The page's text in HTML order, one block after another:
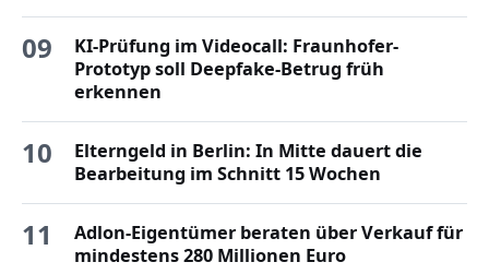
09
KI-Prüfung im Videocall: Fraunhofer-
Prototyp soll Deepfake-Betrug früh
erkennen
10
Elterngeld in Berlin: In Mitte dauert die
Bearbeitung im Schnitt 15 Wochen
11
Adlon-Eigentümer beraten über Verkauf für
mindestens 280 Millionen Euro